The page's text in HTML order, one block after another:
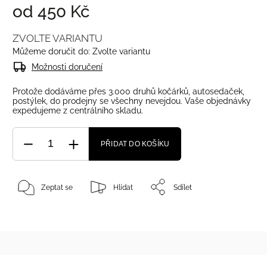
od 450 Kč
ZVOLTE VARIANTU
Můžeme doručit do: Zvolte variantu
Možnosti doručení
Protože dodáváme přes 3.000 druhů kočárků, autosedaček,
postýlek, do prodejny se všechny nevejdou. Vaše objednávky
expedujeme z centrálního skladu.
PŘIDAT DO KOŠÍKU
Zeptat se Hlídat Sdílet